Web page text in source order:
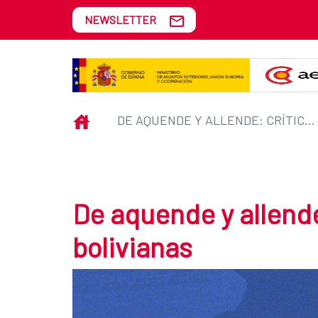
Skip to Main Content
De aquende y allende: críticas
NEWSLETTER
INICIO DE AQUENDE Y ALLENDE: CRÍTICAS LITERARIAS BOLIVIANAS
De aquende y
bolivianas